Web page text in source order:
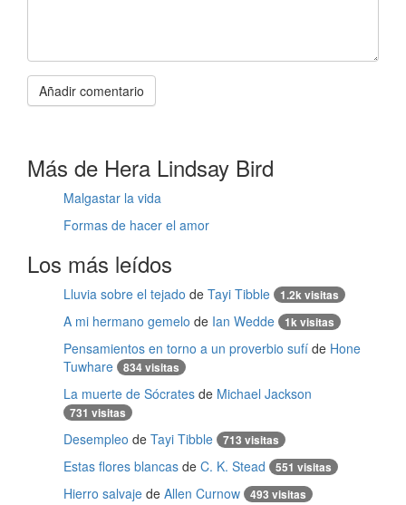
Añadir comentario
Más de Hera Lindsay Bird
Malgastar la vida
Formas de hacer el amor
Los más leídos
Lluvia sobre el tejado de Tayi Tibble 1.2k visitas
A mi hermano gemelo de Ian Wedde 1k visitas
Pensamientos en torno a un proverbio sufí de Hone
Tuwhare
834 visitas
La muerte de Sócrates de Michael Jackson
731 visitas
Desempleo de Tayi Tibble 713 visitas
Estas flores blancas de C. K. Stead 551 visitas
Hierro salvaje de Allen Curnow 493 visitas